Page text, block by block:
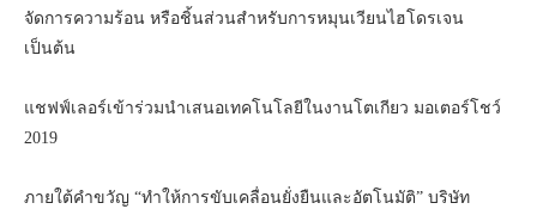
จัดการความร้อน หรือชิ้นส่วนสำหรับการหมุนเวียนไฮโดรเจน
เป็นต้น
แชฟฟ์เลอร์เข้าร่วมนำเสนอเทคโนโลยีในงานโตเกียว มอเตอร์โชว์
2019
ภายใต้คำขวัญ “ทำให้การขับเคลื่อนยั่งยืนและอัตโนมัติ” บริษัท